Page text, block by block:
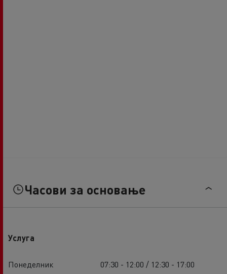
Часови за основање
Услуга
Понеделник
07:30 - 12:00 / 12:30 - 17:00